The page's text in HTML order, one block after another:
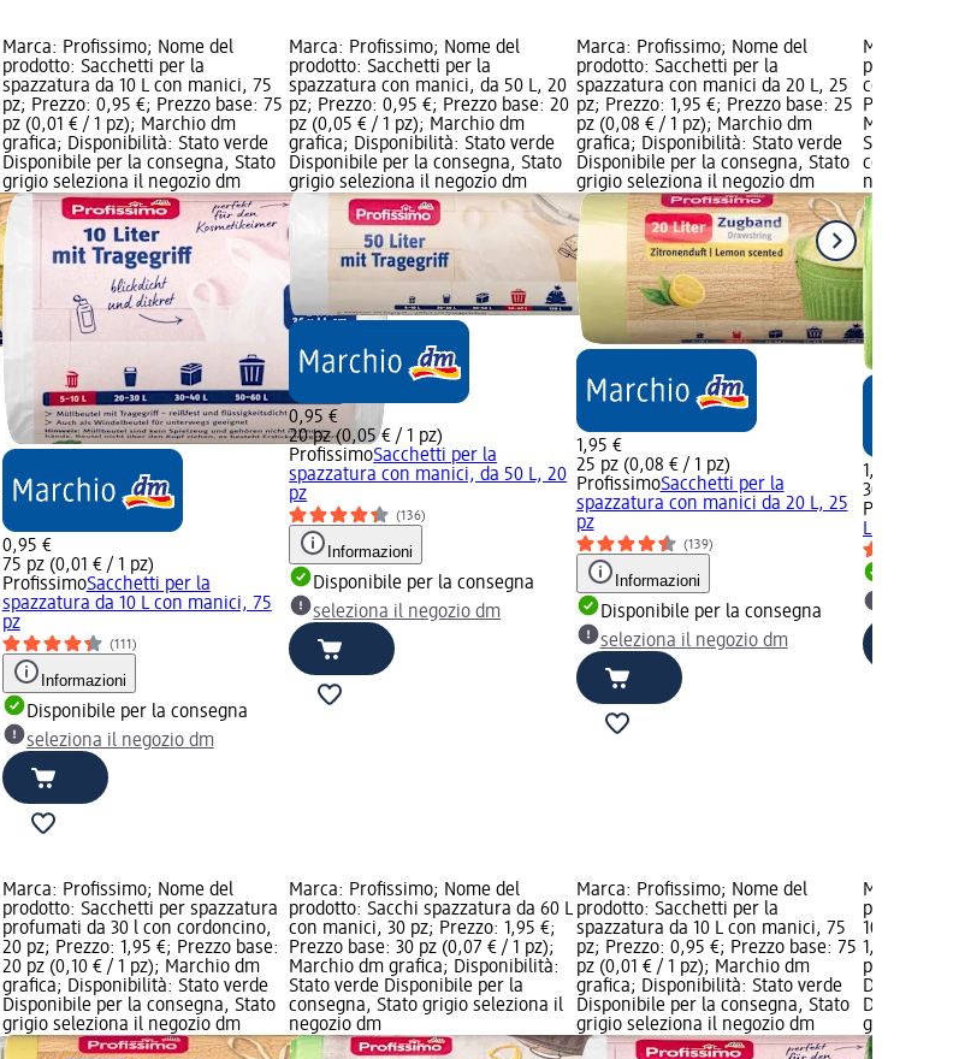
Marca: Profissimo; Nome del
prodotto: Sacchetti per la
spazzatura da 10 L con manici, 75
pz; Prezzo: 0,95 €; Prezzo base: 75
pz (0,01 € / 1 pz); Marchio dm
grafica; Disponibilità: Stato verde
Disponibile per la consegna, Stato
grigio seleziona il negozio dm
0,95 €
75 pz (0,01 € / 1 pz)
ProfissimoSacchetti per la
spazzatura da 10 L con manici, 75
pz
(111)
Informazioni
Disponibile per la consegna
seleziona il negozio dm
Marca: Profissimo; Nome del
prodotto: Sacchetti per la
spazzatura con manici, da 50 L, 20
pz; Prezzo: 0,95 €; Prezzo base: 20
pz (0,05 € / 1 pz); Marchio dm
grafica; Disponibilità: Stato verde
Disponibile per la consegna, Stato
grigio seleziona il negozio dm
0,95 €
20 pz (0,05 € / 1 pz)
ProfissimoSacchetti per la
spazzatura con manici, da 50 L, 20
pz
(136)
Informazioni
Disponibile per la consegna
seleziona il negozio dm
Marca: Profissimo; Nome del
prodotto: Sacchetti per la
spazzatura con manici da 20 L, 25
pz; Prezzo: 1,95 €; Prezzo base: 25
pz (0,08 € / 1 pz); Marchio dm
grafica; Disponibilità: Stato verde
Disponibile per la consegna, Stato
grigio seleziona il negozio dm
1,95 €
25 pz (0,08 € / 1 pz)
ProfissimoSacchetti per la
spazzatura con manici da 20 L, 25
pz
(139)
Informazioni
Disponibile per la consegna
seleziona il negozio dm
Marca:
prodotto:
con manici,
Prezzo
Marchio
Stato
consegna,
negozio dm
1,95 €
30 pz (0,07
Profissimo
L con
Marca: Profissimo; Nome del
prodotto: Sacchetti per spazzatura
profumati da 30 l con cordoncino,
20 pz; Prezzo: 1,95 €; Prezzo base:
20 pz (0,10 € / 1 pz); Marchio dm
grafica; Disponibilità: Stato verde
Disponibile per la consegna, Stato
grigio seleziona il negozio dm
Marca: Profissimo; Nome del
prodotto: Sacchi spazzatura da 60 L
con manici, 30 pz; Prezzo: 1,95 €;
Prezzo base: 30 pz (0,07 € / 1 pz);
Marchio dm grafica; Disponibilità:
Stato verde Disponibile per la
consegna, Stato grigio seleziona il
negozio dm
Marca: Profissimo; Nome del
prodotto: Sacchetti per la
spazzatura da 10 L con manici, 75
pz; Prezzo: 0,95 €; Prezzo base: 75
pz (0,01 € / 1 pz); Marchio dm
grafica; Disponibilità: Stato verde
Disponibile per la consegna, Stato
grigio seleziona il negozio dm
Marca:
prodotto:
10 l con
1,45 €;
pz);
Disponibile
grigio